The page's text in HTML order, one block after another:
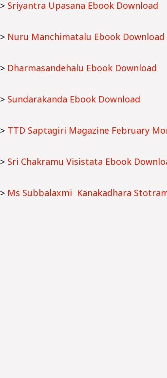
> Sriyantra Upasana Ebook Download
> Nuru Manchimatalu Ebook Download
> Dharmasandehalu Ebook Download
> Sundarakanda Ebook Download
> TTD Saptagiri Magazine February
>Sri Chakramu Visistata Ebook
> Ms Subbalaxmi Kanakadhara